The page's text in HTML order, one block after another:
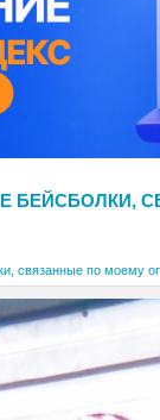
БЕЙСБОЛКИ,
связанные по моему